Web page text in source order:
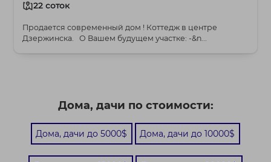
22 соток
Продается современный дом ! Коттедж в центре
Дзержинска. О Вашем будущем участке: -&n...
Дома, дачи по стоимости:
Дома, дачи до 5000$ Дома, дачи до 10000$